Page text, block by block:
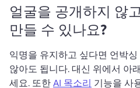
얼굴을 공개하지 않
만들 수 있나요?
익명을 유지하고 싶다면 언박
않아도 됩니다. 대신 위에서 아
세요. 또한 AI 목소리 기능을 사